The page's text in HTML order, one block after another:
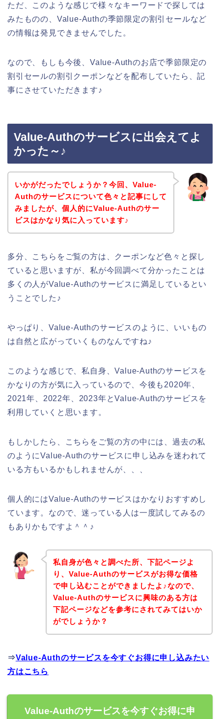
ただ、このような感じで様々なキーワードで探しては
みたものの、Value-Authの季節限定の割引セールなど
の情報は発見できませんでした。
なので、もしも今後、Value-Authのお店で季節限定の
割引セールの割引クーポンなどを配布していたら、記
事にさせていただきます♪
Value-Authのサービスに出会えてよ
かった～♪
いかがだったでしょうか？今回、Value-
Authのサービスについて色々と記事にして
みましたが、個人的にValue-Authのサー
ビスはかなり気に入っています♪
多分、こちらをご覧の方は、クーポンなど色々と探し
ていると思いますが、私が今回調べて分かったことは
多くの人がValue-Authのサービスに満足しているとい
うことでした♪
やっぱり、Value-Authのサービスのように、いいもの
は自然と広がっていくものなんですね♪
このような感じで、私自身、Value-Authのサービスを
かなりの方が気に入っているので、今後も2020年、
2021年、2022年、2023年とValue-Authのサービスを
利用していくと思います。
もしかしたら、こちらをご覧の方の中には、過去の私
のようにValue-Authのサービスに申し込みを迷われて
いる方もいるかもしれませんが、、、
個人的にはValue-Authのサービスはかなりおすすめし
ています。なので、迷っている人は一度試してみるの
もありかもですよ＾＾♪
私自身が色々と調べた所、下記ページよ
り、Value-Authのサービスがお得な価格
で申し込むことができましたよ♪なので、
Value-Authのサービスに興味のある方は
下記ページなどを参考にされてみてはいか
がでしょうか？
⇒Value-Authのサービスを今すぐお得に申し込みたい
方はこちら
Value-Authのサービスを今すぐお得に申